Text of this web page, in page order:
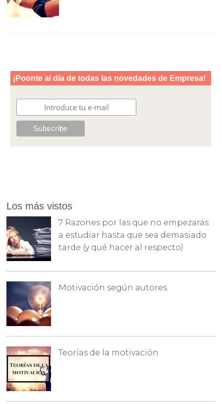
Los más vistos
7 Razones por las que no empezarás
a estudiar hasta que sea demasiado
tarde (y qué hacer al respecto)
Motivación según autores
Teorías de la motivación